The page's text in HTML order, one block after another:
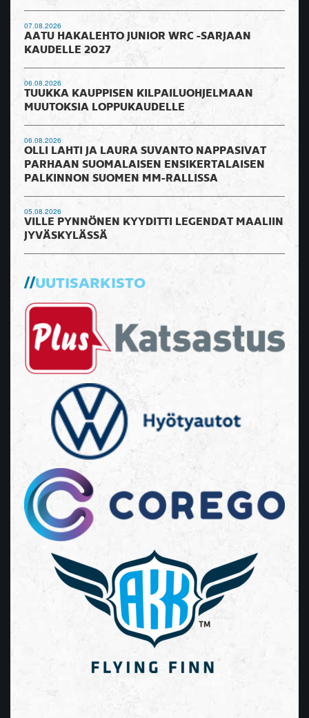
07.08.2026
AATU HAKALEHTO JUNIOR WRC -SARJAAN
KAUDELLE 2027
06.08.2026
TUUKKA KAUPPISEN KILPAILUOHJELMAAN
MUUTOKSIA LOPPUKAUDELLE
06.08.2026
OLLI LAHTI JA LAURA SUVANTO NAPPASIVAT
PARHAAN SUOMALAISEN ENSIKERTALAISEN
PALKINNON SUOMEN MM-RALLISSA
05.08.2026
VILLE PYNNÖNEN KYYDITTI LEGENDAT MAALIIN
JYVÄSKYLÄSSÄ
UUTISARKISTO